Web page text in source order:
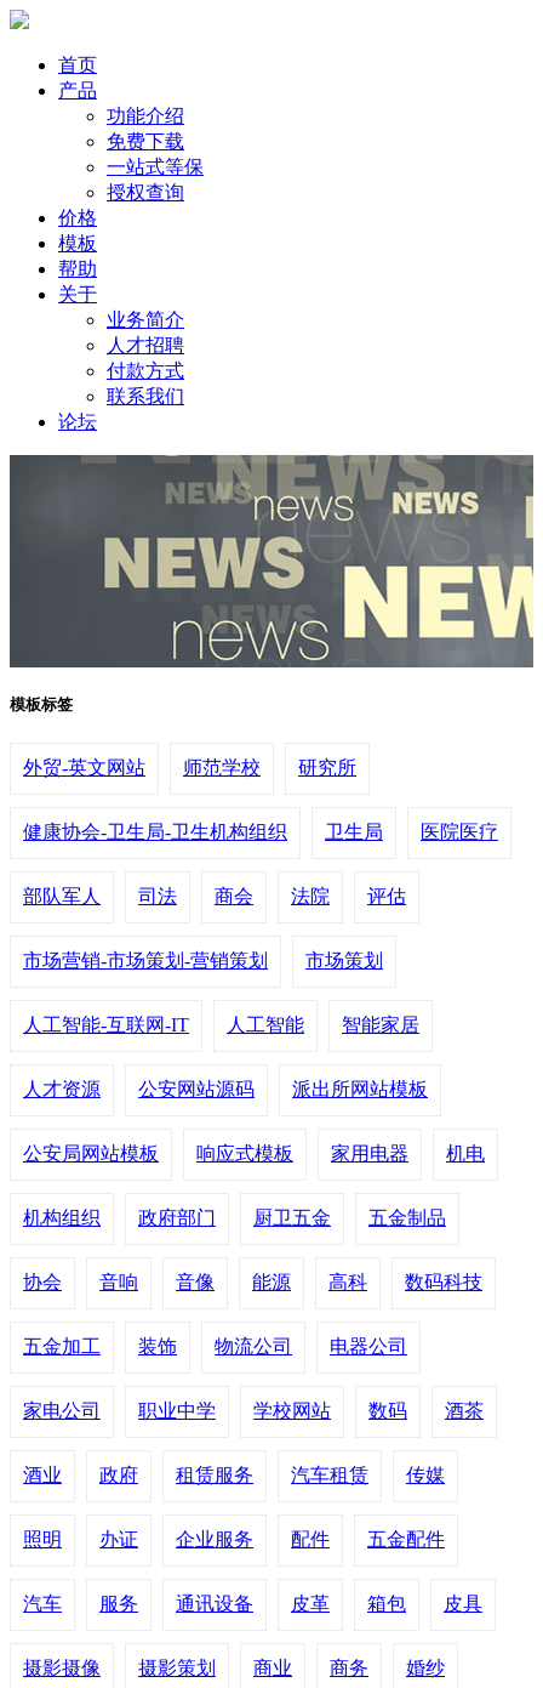
首页
产品
功能介绍
免费下载
一站式等保
授权查询
价格
模板
帮助
关于
业务简介
人才招聘
付款方式
联系我们
论坛
模板标签
外贸-英文网站 师范学校 研究所
健康协会-卫生局-卫生机构组织 卫生局 医院医疗
部队军人 司法 商会 法院 评估
市场营销-市场策划-营销策划 市场策划
人工智能-互联网-IT 人工智能 智能家居
人才资源 公安网站源码 派出所网站模板
公安局网站模板 响应式模板 家用电器 机电
机构组织 政府部门 厨卫五金 五金制品
协会 音响 音像 能源 高科 数码科技
五金加工 装饰 物流公司 电器公司
家电公司 职业中学 学校网站 数码 酒茶
酒业 政府 租赁服务 汽车租赁 传媒
照明 办证 企业服务 配件 五金配件
汽车 服务 通讯设备 皮革 箱包 皮具
摄影摄像 摄影策划 商业 商务 婚纱